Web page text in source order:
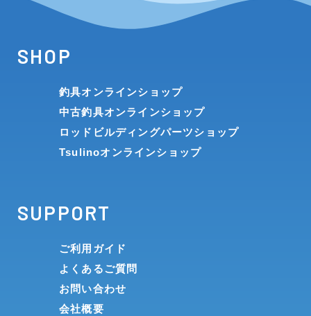
SHOP
釣具オンラインショップ
中古釣具オンラインショップ
ロッドビルディングパーツショップ
Tsulinoオンラインショップ
SUPPORT
ご利用ガイド
よくあるご質問
お問い合わせ
会社概要